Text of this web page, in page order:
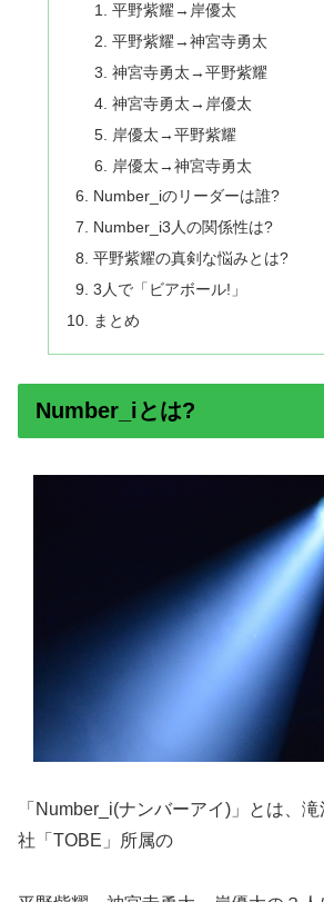
平野紫耀→岸優太
平野紫耀→神宮寺勇太
神宮寺勇太→平野紫耀
神宮寺勇太→岸優太
岸優太→平野紫耀
岸優太→神宮寺勇太
Number_iのリーダーは誰?
Number_i3人の関係性は?
平野紫耀の真剣な悩みとは?
3人で「ビアボール!」
まとめ
Number_iとは?
「Number_i(ナンバーアイ)」とは、
社「TOBE」所属の